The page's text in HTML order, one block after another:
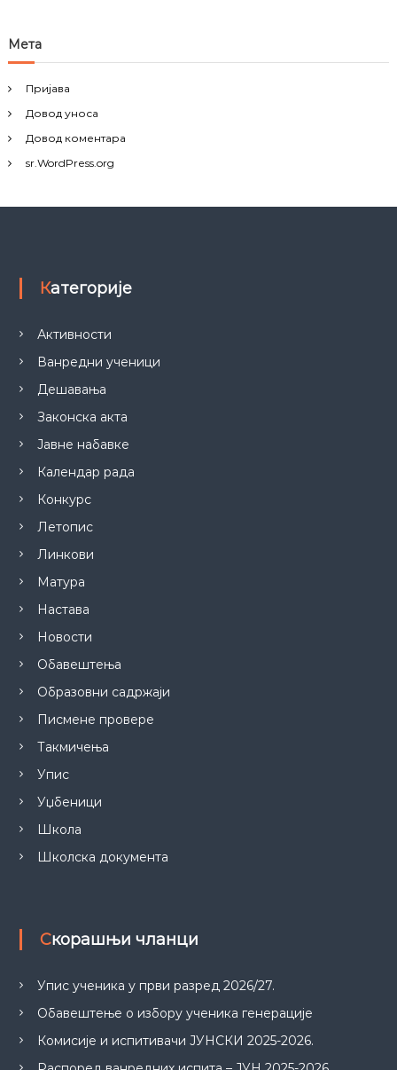
Мета
Пријава
Довод уноса
Довод коментара
sr.WordPress.org
Категорије
Активности
Ванредни ученици
Дешавања
Законска акта
Јавне набавке
Календар рада
Конкурс
Летопис
Линкови
Матура
Настава
Новости
Обавештења
Образовни садржаји
Писмене провере
Такмичења
Упис
Уџбеници
Школа
Школска документа
Скорашњи чланци
Упис ученика у први разред 2026/27.
Обавештење о избору ученика генерације
Комисије и испитивачи ЈУНСКИ 2025-2026.